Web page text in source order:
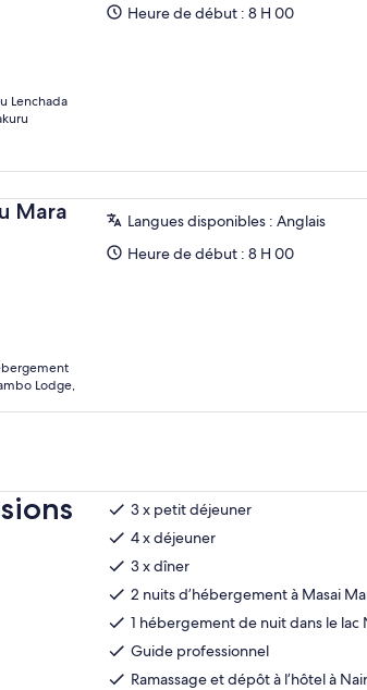
Lenchada
Heure de début : 8 H 00
Mara
Lodge,
Langues disponibles : Anglais
Heure de début : 8 H 00
3 x petit déjeuner
4 x déjeuner
3 x dîner
2 nuits d’hébergement à Masai
1 hébergement de nuit dans le lac
Guide professionnel
Ramassage et dépôt à l’hôtel à